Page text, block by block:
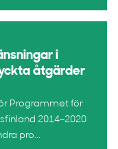
i
åtgärder
Programmet för
2014–2020
pro...